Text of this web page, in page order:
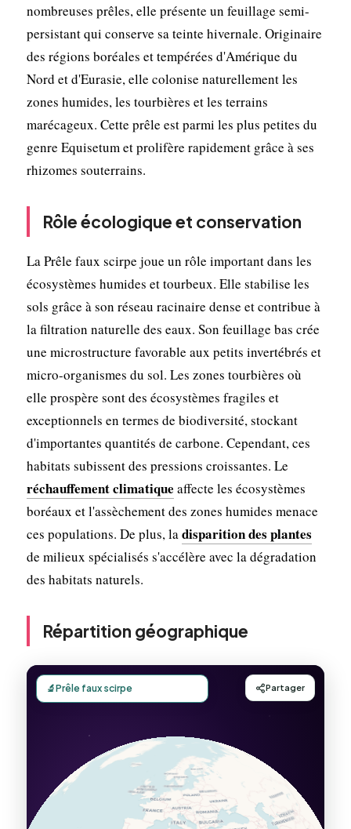
nombreuses prêles, elle présente un feuillage semi-
persistant qui conserve sa teinte hivernale. Originaire
des régions boréales et tempérées d'Amérique du
Nord et d'Eurasie, elle colonise naturellement les
zones humides, les tourbières et les terrains
marécageux. Cette prêle est parmi les plus petites du
genre Equisetum et prolifère rapidement grâce à ses
rhizomes souterrains.
Rôle écologique et conservation
La Prêle faux scirpe joue un rôle important dans les
écosystèmes humides et tourbeux. Elle stabilise les
sols grâce à son réseau racinaire dense et contribue à
la filtration naturelle des eaux. Son feuillage bas crée
une microstructure favorable aux petits invertébrés et
micro-organismes du sol. Les zones tourbières où
elle prospère sont des écosystèmes fragiles et
exceptionnels en termes de biodiversité, stockant
d'importantes quantités de carbone. Cependant, ces
habitats subissent des pressions croissantes. Le
réchauffement climatique affecte les écosystèmes
boréaux et l'assèchement des zones humides menace
ces populations. De plus, ladisparition des plantes
de milieux spécialisés s'accélère avec la dégradation
des habitats naturels.
Répartition géographique